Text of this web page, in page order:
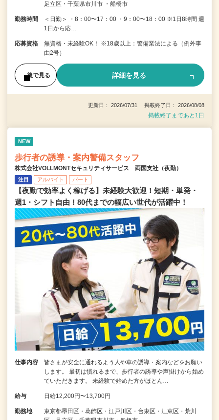
足立区・千葉県市川市 ・船橋市
勤務時間
＜日勤＞ ・8：00〜17：00 ・9：00〜18：00 ※1日8時間 週
1日から応…
応募資格
無資格・未経験OK！ ※18歳以上：警備業法による（例外事
由2号）
後で見る 詳細を見る
更新日： 2026/07/31 掲載終了日： 2026/08/08
掲載終了まであと1日
NEW
歩行者の誘導・案内警備スタッフ
株式会社VOLLMONTセキュリティサービス 両国支社（夜勤）
注目 アルバイト パート
【夜勤で効率よく稼げる】未経験大歓迎！短期・単発・
週1・シフト自由！80代までの幅広い世代が活躍中！
仕事内容
皆さまが安全に通れるよう人や車の誘導・案内などをお願い
します。 最初は慣れるまで、歩行者の誘導や声掛けから始め
ていただきます。 未経験で始めた方がほとん…
給与 日給12,200円〜13,700円
勤務地
東京都墨田区・葛飾区・江戸川区・台東区・江東区・荒川